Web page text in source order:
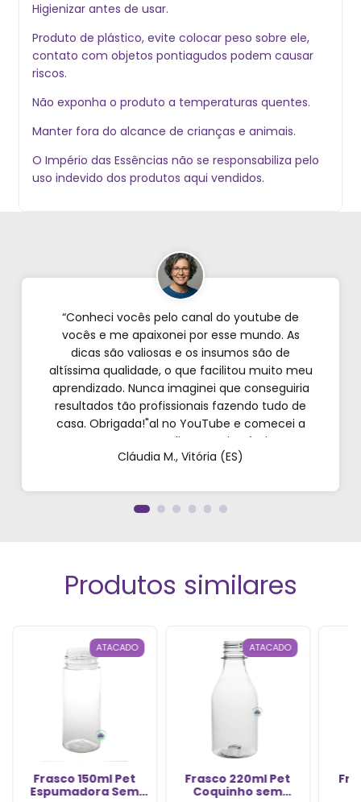
Higienizar antes de usar.
Produto de plástico, evite colocar peso sobre ele,
contato com objetos pontiagudos podem causar
riscos.
Não exponha o produto a temperaturas quentes.
Manter fora do alcance de crianças e animais.
O Império das Essências não se responsabiliza pelo
uso indevido dos produtos aqui vendidos.
“Conheci vocês pelo canal do youtube de
vocês e me apaixonei por esse mundo. As
dicas são valiosas e os insumos são de
altíssima qualidade, o que facilitou muito meu
aprendizado. Nunca imaginei que conseguiria
resultados tão profissionais fazendo tudo de
casa. Obrigada!"al no YouTube e comecei a
testar em casa. As dicas são incríveis e os
produtos são exatamente como mostram nos
perfumes!”
Cláudia M., Vitória (ES)
Produtos similares
ATACADO
Frasco 150ml Pet
Espumadora Sem
ATACADO
Frasco 220ml Pet
Coquinho sem